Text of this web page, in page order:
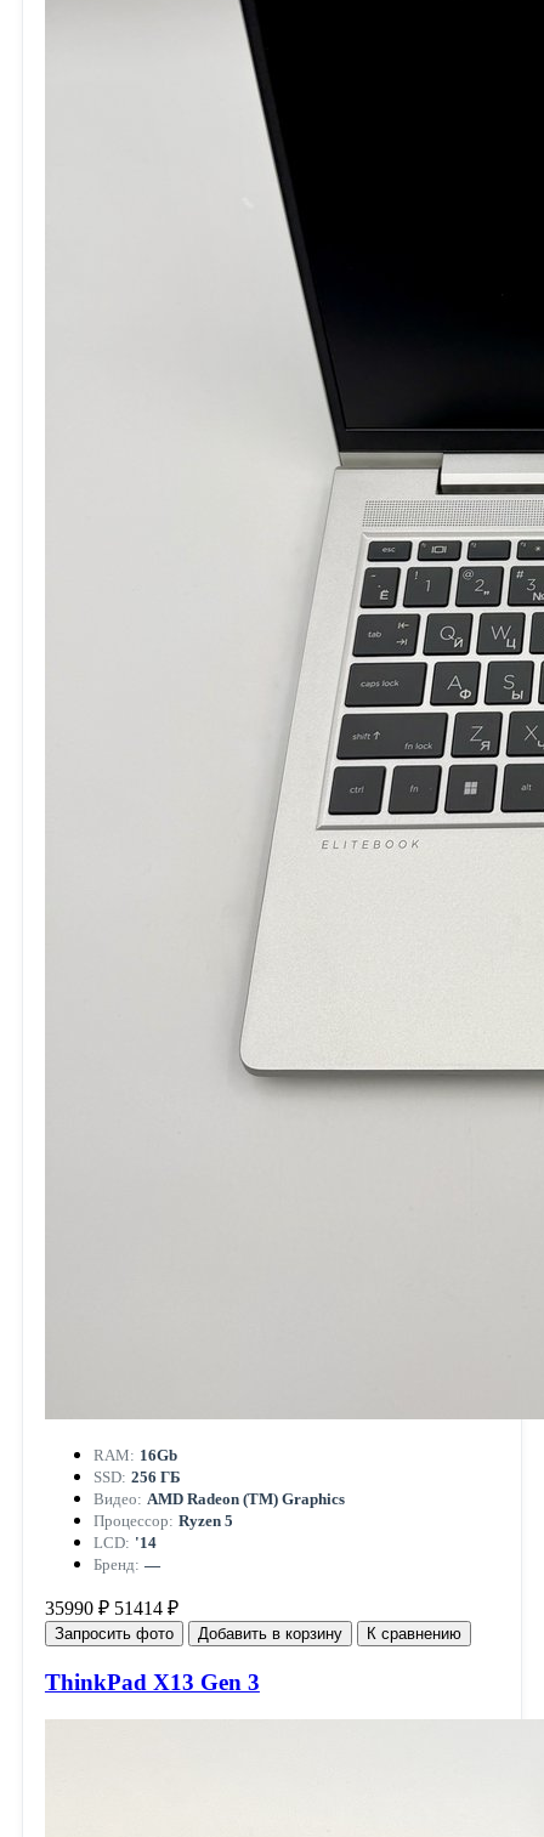
RAM: 16Gb
SSD: 256 ГБ
Видео: AMD Radeon (TM) Graphics
Процессор: Ryzen 5
LCD: '14
Бренд: —
35990 ₽ 51414 ₽
Запросить фото Добавить в корзину К сравнению
ThinkPad X13 Gen 3